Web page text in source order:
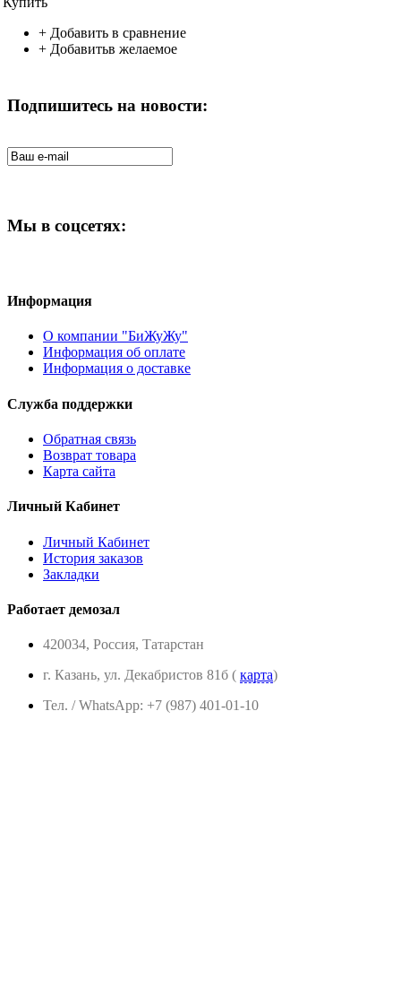
+ Добавить в сравнение
+ Добавитьв желаемое
Подпишитесь на новости:
Мы в соцсетях:
Информация
О компании "БиЖуЖу"
Информация об оплате
Информация о доставке
Служба поддержки
Обратная связь
Возврат товара
Карта сайта
Личный Кабинет
Личный Кабинет
История заказов
Закладки
Работает демозал
420034, Россия, Татарстан
г. Казань, ул. Декабристов 81б ( карта)
Тел. / WhatsApp: +7 (987) 401-01-10